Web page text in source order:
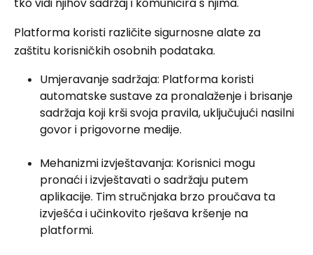
Platforma koristi različite sigurnosne alate za
zaštitu korisničkih osobnih podataka.
Umjeravanje sadržaja: Platforma koristi
automatske sustave za pronalaženje i brisanje
sadržaja koji krši svoja pravila, uključujući nasilni
govor i prigovorne medije.
Mehanizmi izvještavanja: Korisnici mogu
pronaći i izvještavati o sadržaju putem
aplikacije. Tim stručnjaka brzo proučava ta
izvješća i učinkovito rješava kršenje na
platformi.